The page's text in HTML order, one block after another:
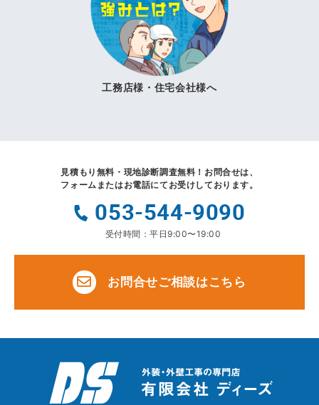
工務店様・住宅会社様へ
見積もり無料・現地診断調査無料！ お問合せは、
フォームまたはお電話にてお受けしております。
053-544-9090
受付時間：平日9:00〜19:00
お問合せご相談はこちら